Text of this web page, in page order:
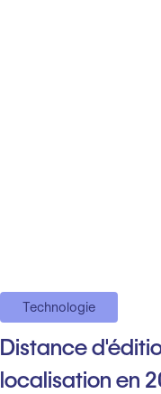
Technologie
Distance
localisation en